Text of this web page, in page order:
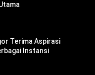
Terima Aspirasi
Instansi